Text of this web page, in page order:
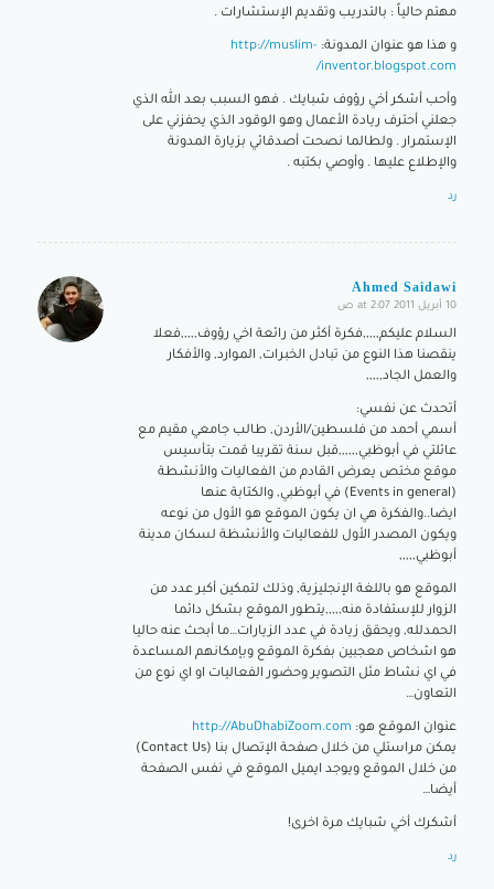
مهتم حالياً : بالتدريب وتقديم الإستشارات .
و هذا هو عنوان المدونة: http://muslim-
inventor.blogspot.com/
وأحب أشكر أخي رؤوف شبايك . فهو السبب بعد الله الذي
جعلني أحترف ريادة الأعمال وهو الوقود الذي يحفزني على
الإستمرار . ولطالما نصحت أصدقائي بزيارة المدونة
والإطلاع عليها . وأوصي بكتبه .
رد
Ahmed Saidawi
says:
10 أبريل 2011 at 2:07 ص
السلام عليكم,,,,,فكرة أكثر من رائعة اخي رؤوف,,,,,فعلا
ينقصنا هذا النوع من تبادل الخبرات, الموارد, والأفكار
والعمل الجاد,,,,,
أتحدث عن نفسي:
أسمي أحمد من فلسطين/الأردن, طالب جامعي مقيم مع
عائلتي في أبوظبي,,,,,,قبل سنة تقريبا قمت بتأسيس
موقع مختص يعرض القادم من الفعاليات والأنشطة
(Events in general) في أبوظبي, والكتابة عنها
ايضا..والفكرة هي ان يكون الموقع هو الأول من نوعه
ويكون المصدر الأول للفعاليات والأنشظة لسكان مدينة
أبوظبي,,,,,
الموقع هو باللغة الإنجليزية, وذلك لتمكين أكبر عدد من
الزوار للإستفادة منه,,,,,يتطور الموقع بشكل دائما
الحمدلله, ويحقق زيادة في عدد الزيارات…ما أبحث عنه حاليا
هو اشخاص معجبين بفكرة الموقع وبإمكانهم المساعدة
في اي نشاط مثل التصوير وحضور الفعاليات او اي نوع من
التعاون…
عنوان الموقع هو: http://AbuDhabiZoom.com
يمكن مراستلي من خلال صفحة الإتصال بنا (Contact Us)
من خلال الموقع ويوجد ايميل الموقع في نفس الصفحة
أيضا…
أشكرك أخي شبايك مرة اخرى!
رد